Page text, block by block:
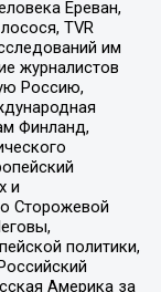
Ереван,
TVR
им
журналистов
Россию,
Финланд,
и
Сторожевой
политики,
Америка за